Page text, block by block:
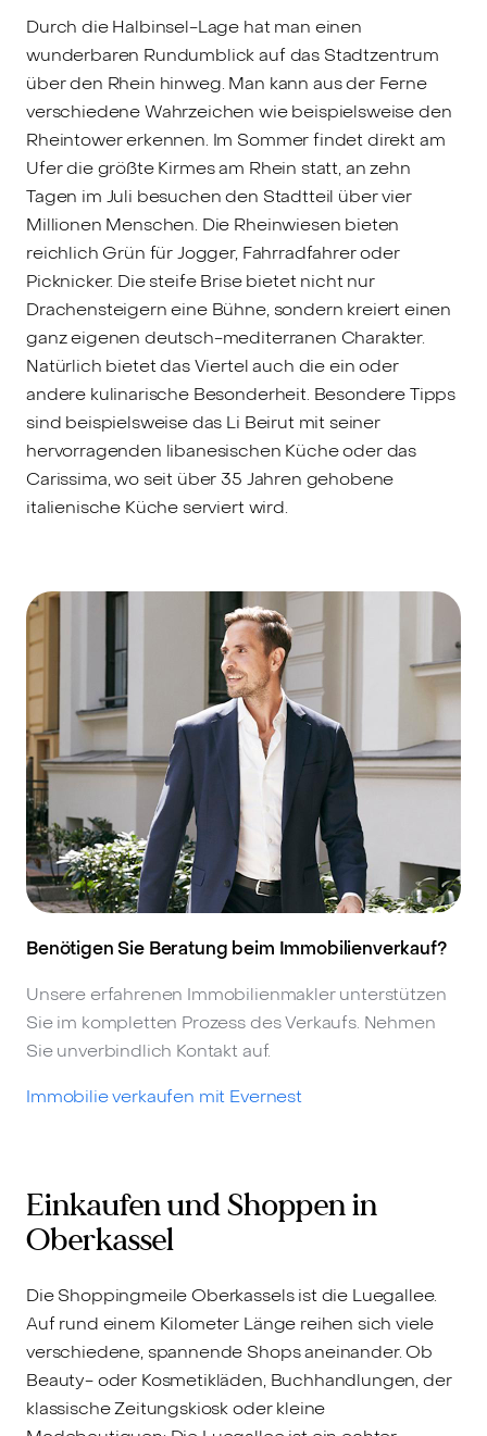
Durch die Halbinsel-Lage hat man einen
wunderbaren Rundumblick auf das Stadtzentrum
über den Rhein hinweg. Man kann aus der Ferne
verschiedene Wahrzeichen wie beispielsweise den
Rheintower erkennen. Im Sommer findet direkt am
Ufer die größte Kirmes am Rhein statt, an zehn
Tagen im Juli besuchen den Stadtteil über vier
Millionen Menschen. Die Rheinwiesen bieten
reichlich Grün für Jogger, Fahrradfahrer oder
Picknicker. Die steife Brise bietet nicht nur
Drachensteigern eine Bühne, sondern kreiert einen
ganz eigenen deutsch-mediterranen Charakter.
Natürlich bietet das Viertel auch die ein oder
andere kulinarische Besonderheit. Besondere Tipps
sind beispielsweise das Li Beirut mit seiner
hervorragenden libanesischen Küche oder das
Carissima, wo seit über 35 Jahren gehobene
italienische Küche serviert wird.
Benötigen Sie Beratung beim Immobilienverkauf?
Unsere erfahrenen Immobilienmakler unterstützen
Sie im kompletten Prozess des Verkaufs. Nehmen
Sie unverbindlich Kontakt auf.
Immobilie verkaufen mit Evernest
Einkaufen und Shoppen in
Oberkassel
Die Shoppingmeile Oberkassels ist die Luegallee.
Auf rund einem Kilometer Länge reihen sich viele
verschiedene, spannende Shops aneinander. Ob
Beauty- oder Kosmetikläden, Buchhandlungen, der
klassische Zeitungskiosk oder kleine